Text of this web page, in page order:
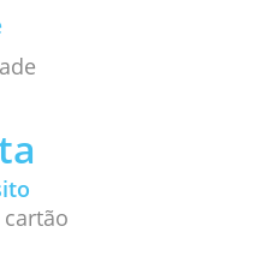
cartão